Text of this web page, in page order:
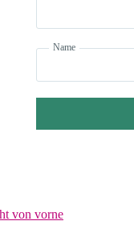
Name